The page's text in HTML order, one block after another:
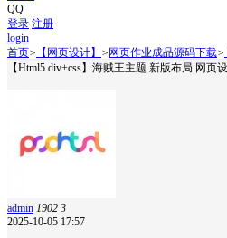
QQ
登录 注册
login
首页> 【网页设计】 > 网页作业成品源码下载>
【Html5 div+css】海贼王主题 新版布局 网页
admin 1902 3
2025-10-05 17:57